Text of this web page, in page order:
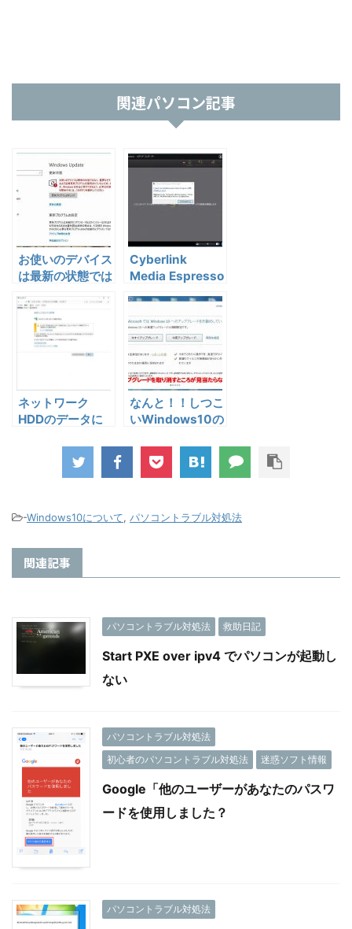
関連パソコン記事
お使いのデバイス
は最新の状態では
てアップデート出
来ない場合の対処
法-Windows10-
Cyberlink
Media Espresso
動作を停止しまし
た
ネットワーク
HDDのデータに
なんと！！しつこ
いWindows10の
-Windows10について, パソコントラブル対処法
関連記事
パソコントラブル対処法 救助日記
Start PXE over ipv4 でパソコンが起動し
ない
パソコントラブル対処法
初心者のパソコントラブル対処法
迷惑ソフト情報
Google「他のユーザーがあなたのパスワ
ードを使用しました？
パソコントラブル対処法